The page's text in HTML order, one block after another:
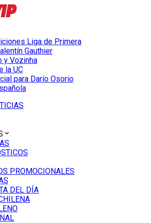
Liga de Primera
Gauthier
y Vozinha
la UC
para Darío Osorio
PROMOCIONALES
DEL DÍA